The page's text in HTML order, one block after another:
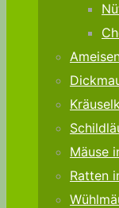
Mäuse
Ratten